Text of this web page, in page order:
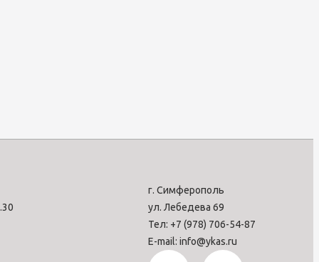
г. Симферополь
ул. Лебедева 69
Тел: +7 (978) 706-54-87
E-mail: info@ykas.ru